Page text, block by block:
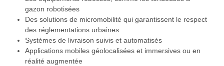
gazon robotisées
Des solutions de micromobilité qui garantissent le respect
des réglementations urbaines
Systèmes de livraison suivis et automatisés
Applications mobiles géolocalisées et immersives ou en
réalité augmentée